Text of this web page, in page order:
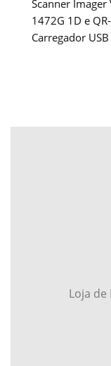
Scanner
1472G 1D e
Carregador
Loja